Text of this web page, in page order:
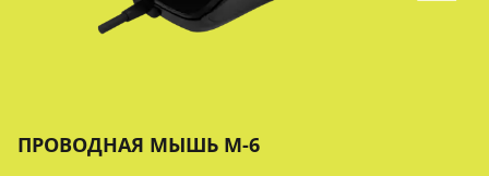
ПРОВОДНАЯ МЫШЬ M-6